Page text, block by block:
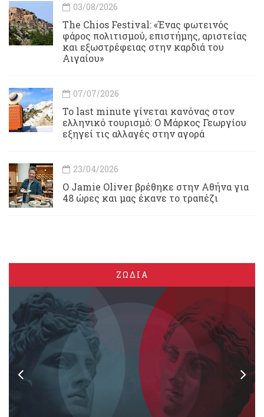
03/08/2026
Τhe Chios Festival: «Ένας φωτεινός
φάρος πολιτισμού, επιστήμης, αριστείας
και εξωστρέφειας στην καρδιά του
Αιγαίου»
07/07/2026
Το last minute γίνεται κανόνας στον
ελληνικό τουρισμό: Ο Μάρκος Γεωργίου
εξηγεί τις αλλαγές στην αγορά
23/04/2026
Ο Jamie Oliver βρέθηκε στην Αθήνα για
48 ώρες και μας έκανε το τραπέζι
ΖΩΔΙΑ